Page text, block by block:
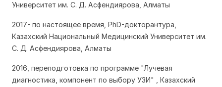
Университет им. С. Д. Асфендиярова, Алматы
2017- по настоящее время, PhD-докторантура,
Казахский Национальный Медицинский Университет им.
С. Д. Асфендиярова, Алматы
2016, переподготовка по программе "Лучевая
диагностика, компонент по выбору УЗИ" , Казахский